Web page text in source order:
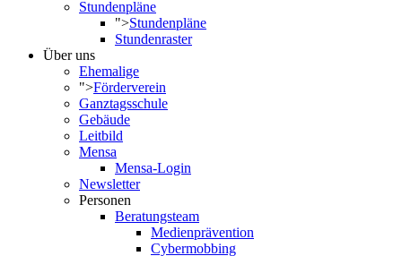
Stundenpläne
">Stundenpläne
Stundenraster
Über uns
Ehemalige
">Förderverein
Ganztagsschule
Gebäude
Leitbild
Mensa
Mensa-Login
Newsletter
Personen
Beratungsteam
Medienprävention
Cybermobbing